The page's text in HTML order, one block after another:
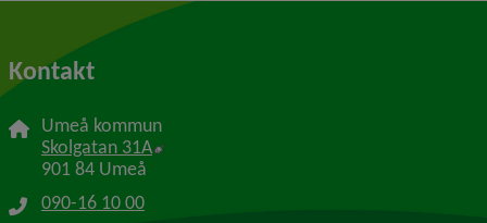
Kontakt
Umeå kommun
Skolgatan 31A Länk till annan webbplats, öppnas i nytt
901 84 Umeå
090-16 10 00